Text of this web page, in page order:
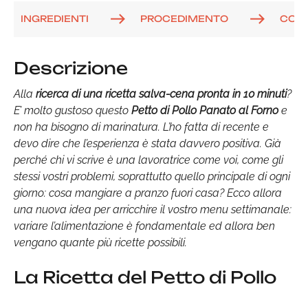
INGREDIENTI PROCEDIMENTO
Descrizione
Alla ricerca di una ricetta salva-cena pronta in 10 minuti?
E’ molto gustoso questo Petto di Pollo Panato al Fornoe
non ha bisogno di marinatura. L’ho fatta di recente e
devo dire che l’esperienza è stata davvero positiva. Già
perché chi vi scrive è una lavoratrice come voi, come gli
stessi vostri problemi, soprattutto quello principale di ogni
giorno: cosa mangiare a pranzo fuori casa? Ecco allora
una nuova idea per arricchire il vostro menu settimanale:
variare l’alimentazione è fondamentale ed allora ben
vengano quante più ricette possibili.
La Ricetta del Petto di Pollo